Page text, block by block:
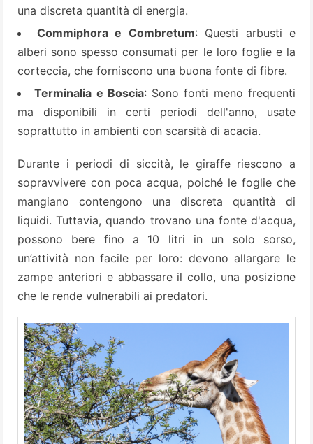
una discreta quantità di energia.
Commiphora e Combretum: Questi arbusti e
alberi sono spesso consumati per le loro foglie e la
corteccia, che forniscono una buona fonte di fibre.
Terminalia e Boscia: Sono fonti meno frequenti
ma disponibili in certi periodi dell'anno, usate
soprattutto in ambienti con scarsità di acacia.
Durante i periodi di siccità, le giraffe riescono a
sopravvivere con poca acqua, poiché le foglie che
mangiano contengono una discreta quantità di
liquidi. Tuttavia, quando trovano una fonte d'acqua,
possono bere fino a 10 litri in un solo sorso,
un’attività non facile per loro: devono allargare le
zampe anteriori e abbassare il collo, una posizione
che le rende vulnerabili ai predatori.